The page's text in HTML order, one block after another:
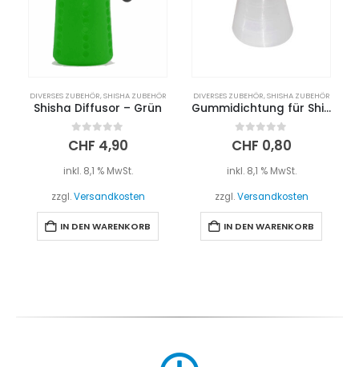
DIVERSES ZUBEHÖR,SHISHA ZUBEHÖR
Shisha Diffusor – Grün
0 out of 5
CHF 4,90
inkl. 8,1 % MwSt.
zzgl.Versandkosten
IN DEN WARENKORB
DIVERSES ZUBEHÖR,SHISHA ZUBEHÖR
Gummidichtung für Shishaschlauch – Silikon
0 out of 5
CHF 0,80
inkl. 8,1 % MwSt.
zzgl.Versandkosten
IN DEN WARENKORB